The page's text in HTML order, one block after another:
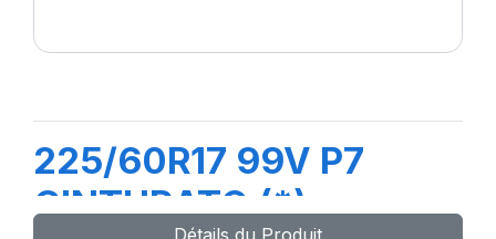
225/60R17 99V P7
CINTURATO (*)
Détails du Produit